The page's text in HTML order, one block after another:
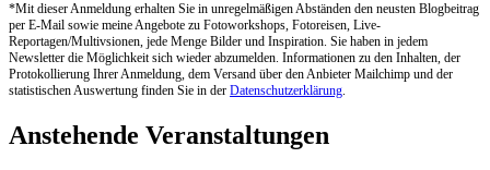
*Mit dieser Anmeldung erhalten Sie in unregelmäßigen Abständen den neusten Blogbeitrag
per E-Mail sowie meine Angebote zu Fotoworkshops, Fotoreisen, Live-
Reportagen/Multivsionen, jede Menge Bilder und Inspiration. Sie haben in jedem
Newsletter die Möglichkeit sich wieder abzumelden. Informationen zu den Inhalten, der
Protokollierung Ihrer Anmeldung, dem Versand über den Anbieter Mailchimp und der
statistischen Auswertung finden Sie in der Datenschutzerklärung.
Anstehende Veranstaltungen